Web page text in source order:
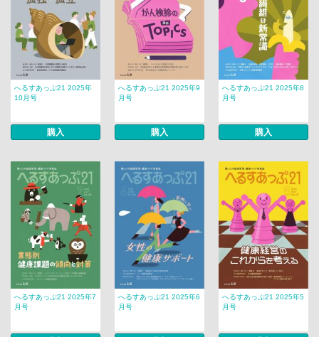
へるすあっぷ21 2025年
10月号
購入
へるすあっぷ21 2025年9
月号
購入
へるすあっぷ21 2025年8
月号
購入
へるすあっぷ21 2025年7
月号
へるすあっぷ21 2025年6
月号
へるすあっぷ21 2025年5
月号